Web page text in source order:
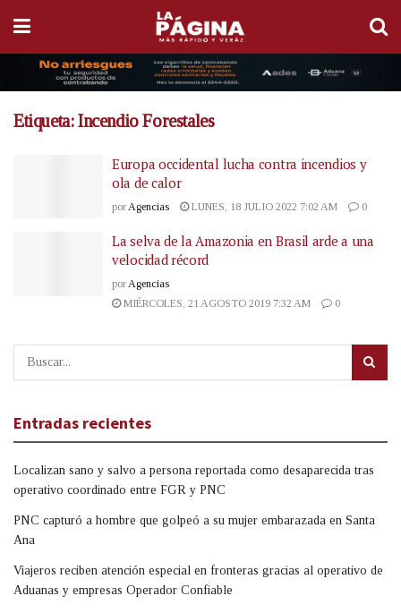
Etiqueta:Incendio Forestales
Europa occidental lucha contra incendios y
ola de calor
por Agencias LUNES, 18 JULIO 2022 7:02 AM 0
La selva de la Amazonia en Brasil arde a una
velocidad récord
porAgencias
MIÉRCOLES, 21 AGOSTO 2019 7:32 AM
0
Entradas recientes
Localizan sano y salvo a persona reportada como desaparecida tras
operativo coordinado entre FGR y PNC
PNC capturó a hombre que golpeó a su mujer embarazada en Santa
Ana
Viajeros reciben atención especial en fronteras gracias al operativo de
Aduanas y empresas Operador Confiable